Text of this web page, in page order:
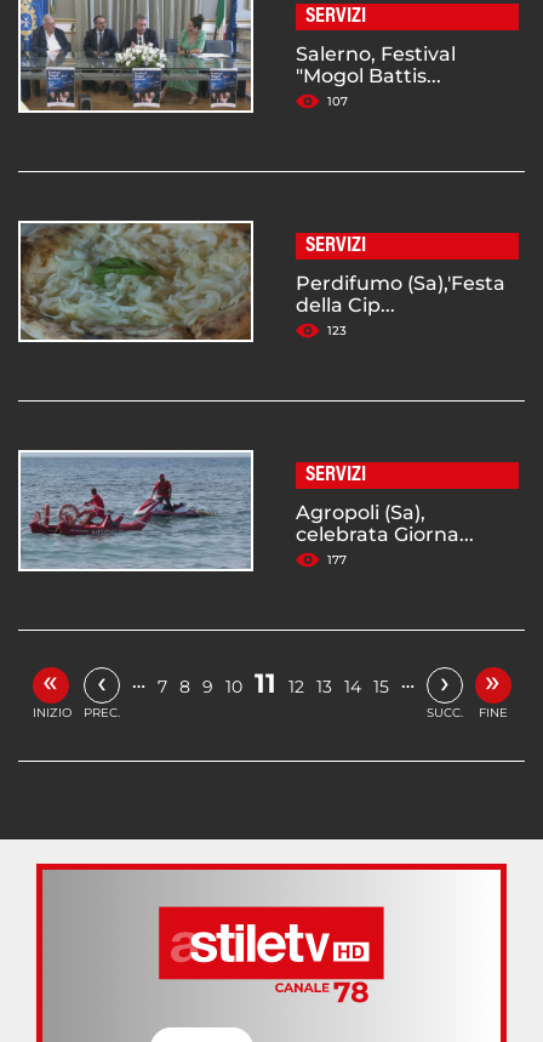
SERVIZI
Salerno, Festival
"Mogol Battis...
107
SERVIZI
Perdifumo (Sa),'Festa
della Cip...
123
SERVIZI
Agropoli (Sa),
celebrata Giorna...
177
«
INIZIO
‹
PREC.
… 7 8 9 10 11 12 13 14 15 … ›
SUCC.
»
FINE